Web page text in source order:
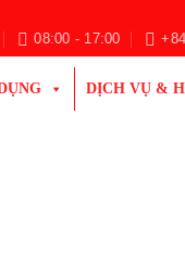
08:00 - 17:00
DỊCH VỤ &